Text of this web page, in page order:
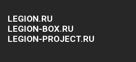
LEGION.RU
LEGION-BOX.RU
LEGION-PROJECT.RU